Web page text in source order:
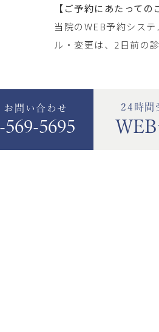
【ご予約にあたっての
当院のWEB予約シス
ル・変更は、2日前の
お問い合わせ
5695
24時間